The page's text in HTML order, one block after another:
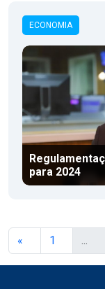
ECONOMIA
para 2024
« 1